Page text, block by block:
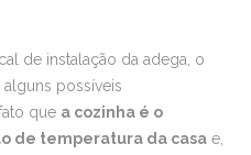
de instalação da adega, o
possíveis
que a cozinha é o
de temperatura da casa e,